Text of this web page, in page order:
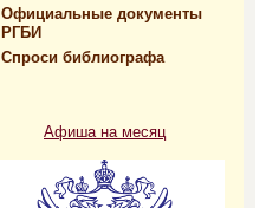
Официальные документы
РГБИ
Спроси библиографа
Афиша на месяц